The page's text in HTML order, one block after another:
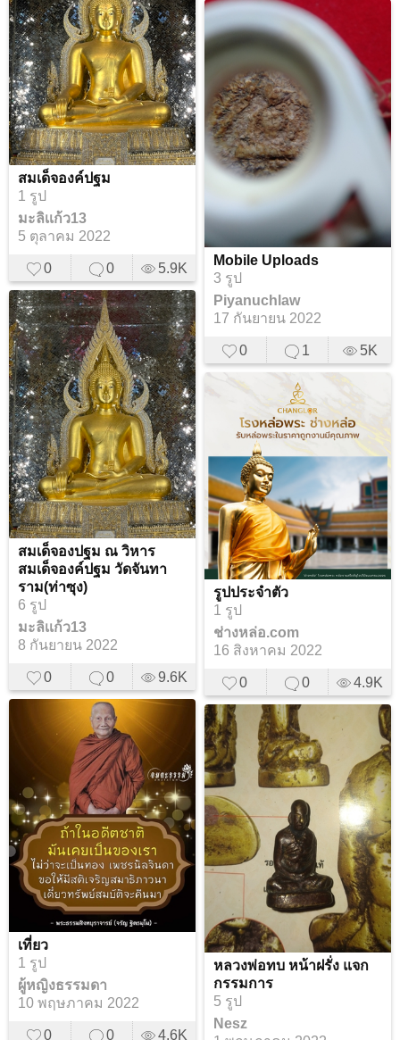
สมเด็จองค์ปฐม
1 รูป
มะลิเเก้ว13
5 ตุลาคม 2022
0 0 5.9K
Mobile Uploads
3 รูป
Piyanuchlaw
17 กันยายน 2022
0 1 5K
สมเด็จองปฐม ณ วิหาร
สมเด็จองค์ปฐม วัดจันทา
ราม(ท่าซุง)
6 รูป
มะลิเเก้ว13
8 กันยายน 2022
0 0 9.6K
รูปประจำตัว
1 รูป
ช่างหล่อ.com
16 สิงหาคม 2022
0 0 4.9K
เที่ยว
1 รูป
ผู้หญิงธรรมดา
10 พฤษภาคม 2022
0 0 4.6K
หลวงพ่อทบ หน้าฝรั่ง แจก
กรรมการ
5 รูป
Nesz